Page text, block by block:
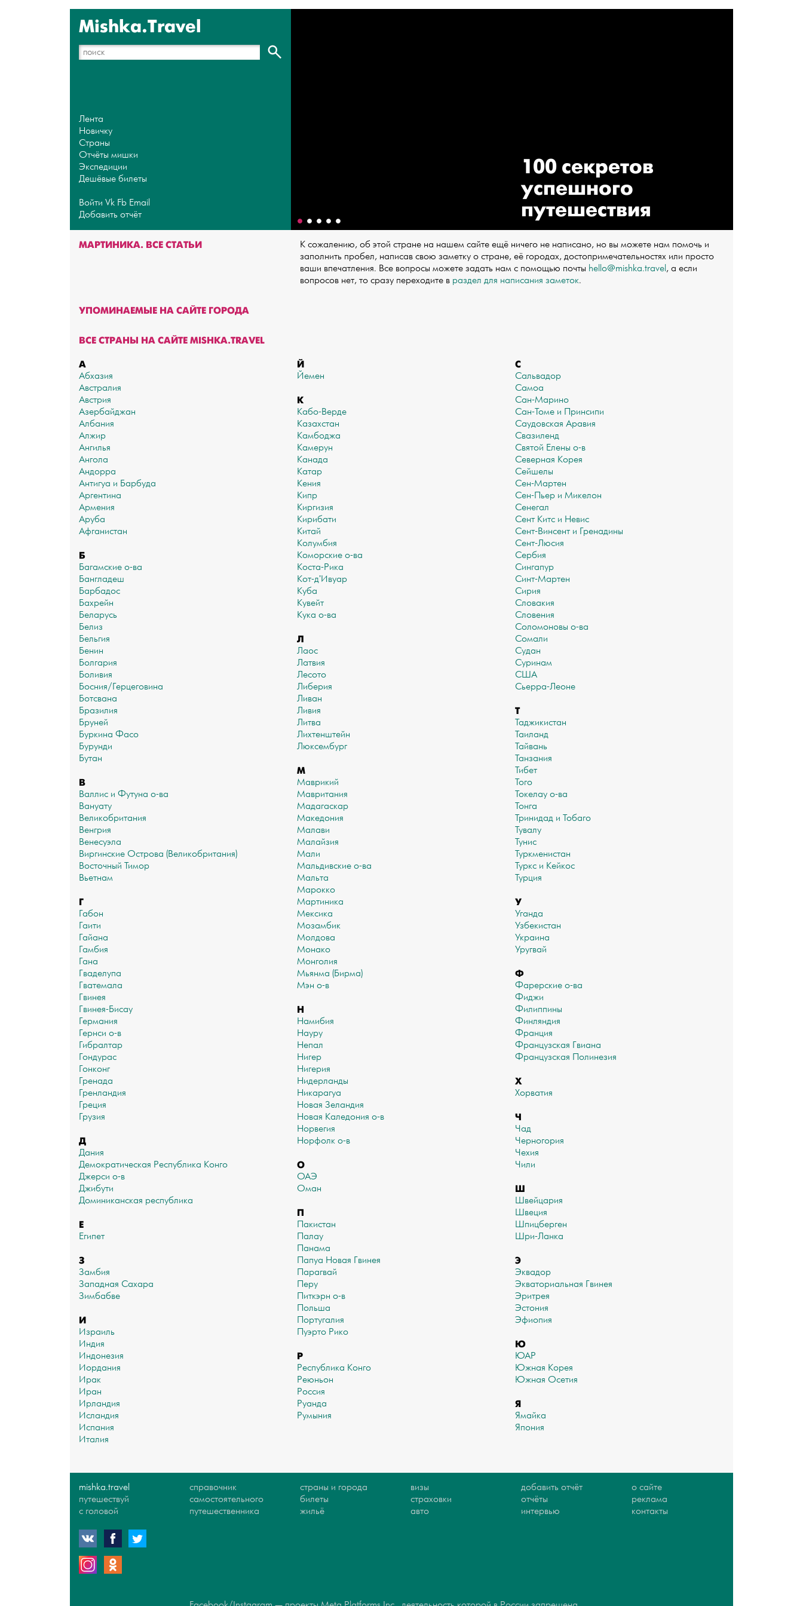
Mishka.Travel
Лента
Новичку
Страны
Отчёты мишки
Экспедиции
Дешёвые билеты
Войти Vk Fb Email
Добавить отчёт
100 секретов
успешного
путешествия
МАРТИНИКА. ВСЕ СТАТЬИ
К сожалению, об этой стране на нашем сайте ещё ничего не написано, но вы можете нам помочь и
заполнить пробел, написав свою заметку о стране, её городах, достопримечательностях или просто
ваши впечатления. Все вопросы можете задать нам с помощью почты hello@mishka.travel, а если
вопросов нет, то сразу переходите в раздел для написания заметок.
УПОМИНАЕМЫЕ НА САЙТЕ ГОРОДА
ВСЕ СТРАНЫ НА САЙТЕ MISHKA.TRAVEL
А
Абхазия
Австралия
Австрия
Азербайджан
Албания
Алжир
Ангилья
Ангола
Андорра
Антигуа и Барбуда
Аргентина
Армения
Аруба
Афганистан
Б
Багамские о-ва
Бангладеш
Барбадос
Бахрейн
Беларусь
Белиз
Бельгия
Бенин
Болгария
Боливия
Босния/Герцеговина
Ботсвана
Бразилия
Бруней
Буркина Фасо
Бурунди
Бутан
В
Валлис и Футуна о-ва
Вануату
Великобритания
Венгрия
Венесуэла
Виргинские Острова (Великобритания)
Восточный Тимор
Вьетнам
Г
Габон
Гаити
Гайана
Гамбия
Гана
Гваделупа
Гватемала
Гвинея
Гвинея-Бисау
Германия
Гернси о-в
Гибралтар
Гондурас
Гонконг
Гренада
Гренландия
Греция
Грузия
Д
Дания
Демократическая Республика Конго
Джерси о-в
Джибути
Доминиканская республика
Е
Египет
З
Замбия
Западная Сахара
Зимбабве
И
Израиль
Индия
Индонезия
Иордания
Ирак
Иран
Ирландия
Исландия
Испания
Италия
Й
Йемен
К
Кабо-Верде
Казахстан
Камбоджа
Камерун
Канада
Катар
Кения
Кипр
Киргизия
Кирибати
Китай
Колумбия
Коморские о-ва
Коста-Рика
Кот-д'Ивуар
Куба
Кувейт
Кука о-ва
Л
Лаос
Латвия
Лесото
Либерия
Ливан
Ливия
Литва
Лихтенштейн
Люксембург
М
Маврикий
Мавритания
Мадагаскар
Македония
Малави
Малайзия
Мали
Мальдивские о-ва
Мальта
Марокко
Мартиника
Мексика
Мозамбик
Молдова
Монако
Монголия
Мьянма (Бирма)
Мэн о-в
Н
Намибия
Науру
Непал
Нигер
Нигерия
Нидерланды
Никарагуа
Новая Зеландия
Новая Каледония о-в
Норвегия
Норфолк о-в
О
ОАЭ
Оман
П
Пакистан
Палау
Панама
Папуа Новая Гвинея
Парагвай
Перу
Питкэрн о-в
Польша
Португалия
Пуэрто Рико
Р
Республика Конго
Реюньон
Россия
Руанда
Румыния
С
Сальвадор
Самоа
Сан-Марино
Сан-Томе и Принсипи
Саудовская Аравия
Свазиленд
Святой Елены о-в
Северная Корея
Сейшелы
Сен-Мартен
Сен-Пьер и Микелон
Сенегал
Сент Китс и Невис
Сент-Винсент и Гренадины
Сент-Люсия
Сербия
Сингапур
Синт-Мартен
Сирия
Словакия
Словения
Соломоновы о-ва
Сомали
Судан
Суринам
США
Сьерра-Леоне
Т
Таджикистан
Таиланд
Тайвань
Танзания
Тибет
Того
Токелау о-ва
Тонга
Тринидад и Тобаго
Тувалу
Тунис
Туркменистан
Туркс и Кейкос
Турция
У
Уганда
Узбекистан
Украина
Уругвай
Ф
Фарерские о-ва
Фиджи
Филиппины
Финляндия
Франция
Французская Гвиана
Французская Полинезия
Х
Хорватия
Ч
Чад
Черногория
Чехия
Чили
Ш
Швейцария
Швеция
Шпицберген
Шри-Ланка
Э
Эквадор
Экваториальная Гвинея
Эритрея
Эстония
Эфиопия
Ю
ЮАР
Южная Корея
Южная Осетия
Я
Ямайка
Япония
mishka.travel
путешествуй
с головой
справочник
самостоятельного
путешественника
страны и города
билеты
жильё
визы
страховки
авто
добавить отчёт
отчёты
интервью
о сайте
реклама
контакты